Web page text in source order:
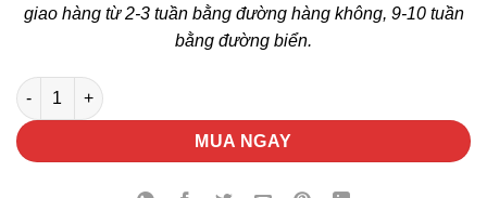
giao hàng từ 2-3 tuần bằng đường hàng không, 9-10 tuần
bằng đường biển.
Bộ Tưới Phun Xoè 8740 số lượng
MUA NGAY